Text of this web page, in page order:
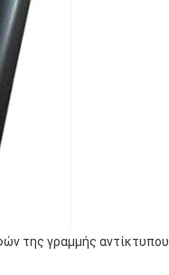
της γραμμής αντίκτυπου